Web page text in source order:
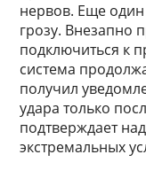
нервов. Еще
грозу. Внезапно
подключиться к
система
получил
удара только
подтверждает
экстремальных